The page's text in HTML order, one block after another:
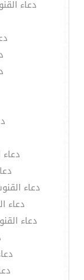
دعاء القنوت
دعاء
دعاء القنوت -
دعاء
دعاء